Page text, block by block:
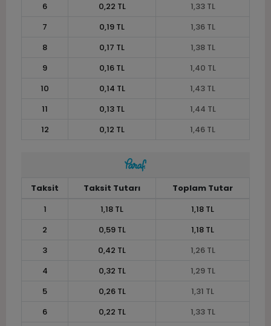
6
0,22 TL
1,33 TL
7
0,19 TL
1,36 TL
8
0,17 TL
1,38 TL
9
0,16 TL
1,40 TL
10
0,14 TL
1,43 TL
11
0,13 TL
1,44 TL
12
0,12 TL 1,46 TL
Taksit Taksit Tutarı
Toplam Tutar
1
1,18 TL
1,18 TL
2
0,59 TL
1,18 TL
3
0,42 TL
1,26 TL
4
0,32 TL
1,29 TL
5
0,26 TL
1,31 TL
6
0,22 TL
1,33 TL